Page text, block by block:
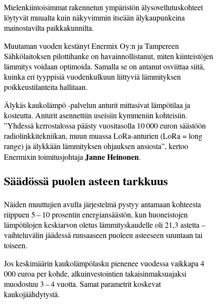
Mielenkiintoisimmat rakennetun ympäristön älysovellutuskohteet
löytyvät muualta kuin näkyvimmin itseään älykaupunkeina
mainostavilta paikkakunnilta.
Muutaman vuoden kestänyt Enermix Oy:n ja Tampereen
Sähkölaitoksen pilottihanke on havainnollistanut, miten kiinteistöjen
lämmitys voidaan optimoida. Samalla se on antanut osviittaa siitä,
kuinka eri tyyppisiä vuodenkulkuun liittyviä lämmityksen
poikkeustilanteita hallitaan.
Älykäs kaukolämpö -palvelun anturit mittasivat lämpötilaa ja
kosteutta. Anturit asennettiin useisiin kymmeniin kohteisiin.
”Yhdessä kerrostalossa päästy vuositasolla 10 000 euron säästöön
radiolinkkitekniikan, muun muassa LoRa-anturien (LoRa = long
range) ja älykkään lämmityksen ohjauksen ansiosta”, kertoo
Enermixin toimitusjohtaja Janne Heinonen.
Säädössä puolen asteen tarkkuus
Näiden muuttujien avulla järjestelmä pystyy antamaan kohteesta
riippuen 5 – 10 prosentin energiansäästön, kun huoneistojen
lämpötilojen keskiarvon oletus lämmityskaudelle oli 21,3 astetta –
vaihteluvälin jäädessä runsaaseen puoleen asteeseen suuntaan tai
toiseen.
Jos keskimäärin kaukolämpölasku pienenee vuodessa vaikkapa 4
000 euroa per kohde, alkuinvestointien takaisinmaksuajaksi
muodostuu 3 – 4 vuotta. Samat parametrit koskevat
kaukojäähdytystä.